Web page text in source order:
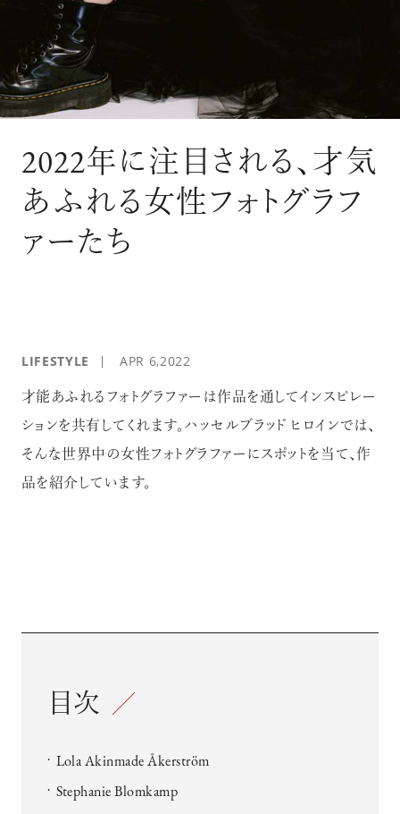
2022年に注目される、才気
あふれる女性フォトグラフ
ァーたち
LIFESTYLE APR 6,2022
才能あふれるフォトグラファーは作品を通してインスピレー
ションを共有してくれます。ハッセルブラッド ヒロインでは、
そんな世界中の女性フォトグラファーにスポットを当て、作
品を紹介しています。
目次
Lola Akinmade Åkerström
Stephanie Blomkamp